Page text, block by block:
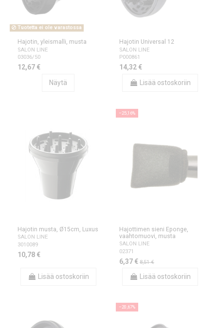
Tuotetta ei ole varastossa
Hajotin, yleismalli, musta
SALON LINE
03036/50
12,67 €
Näytä
Hajotin Universal 12
SALON LINE
P000861
14,32 €
Lisää ostoskoriin
Hajotin musta, Ø15cm, Luxus
SALON LINE
3010089
10,78 €
Lisää ostoskoriin
−25,16%
Hajottimen sieni Eponge,
vaahtomuovi, musta
SALON LINE
02371
6,37 € 8,51 €
Lisää ostoskoriin
−20,67%